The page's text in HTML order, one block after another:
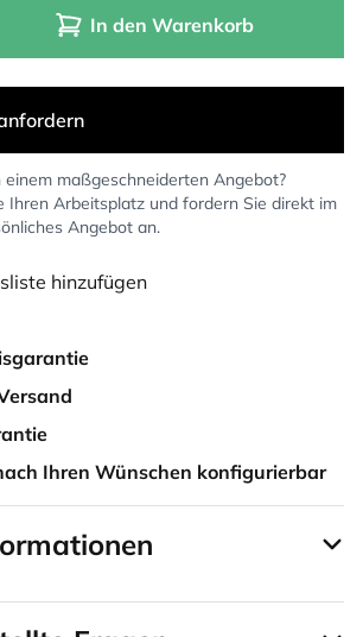
In den Warenkorb
maßgeschneiderten Angebot?
Ihren Arbeitsplatz und fordern Sie direkt im
Angebot an.
hinzufügen
Ihren Wünschen konfigurierbar